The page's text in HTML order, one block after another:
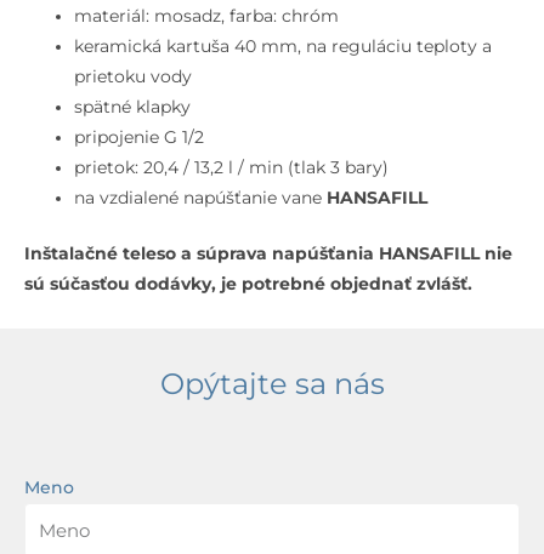
inštalácia,
chróm
materiál: mosadz, farba: chróm
keramická kartuša 40 mm, na reguláciu teploty a
prietoku vody
spätné klapky
pripojenie G 1/2
prietok: 20,4 / 13,2 l / min (tlak 3 bary)
na vzdialené napúšťanie vane HANSAFILL
Inštalačné teleso a súprava napúšťania HANSAFILL nie
sú súčasťou dodávky, je potrebné objednať zvlášť.
Opýtajte sa nás
Meno